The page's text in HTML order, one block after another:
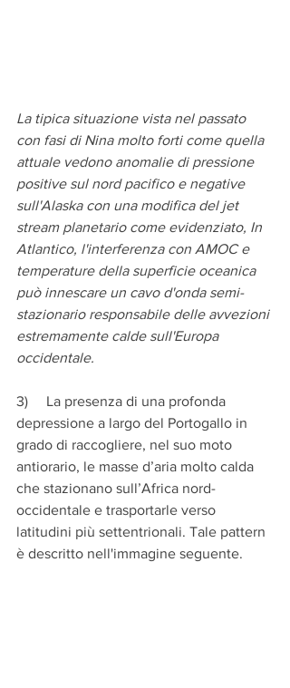
La tipica situazione vista nel passato
con fasi di Nina molto forti come quella
attuale vedono anomalie di pressione
positive sul nord pacifico e negative
sull'Alaska con una modifica del jet
stream planetario come evidenziato, In
Atlantico, l'interferenza con AMOC e
temperature della superficie oceanica
può innescare un cavo d'onda semi-
stazionario responsabile delle avvezioni
estremamente calde sull'Europa
occidentale.
3)     La presenza di una profonda
depressione a largo del Portogallo in
grado di raccogliere, nel suo moto
antiorario, le masse d’aria molto calda
che stazionano sull’Africa nord-
occidentale e trasportarle verso
latitudini più settentrionali. Tale pattern
è descritto nell'immagine seguente.